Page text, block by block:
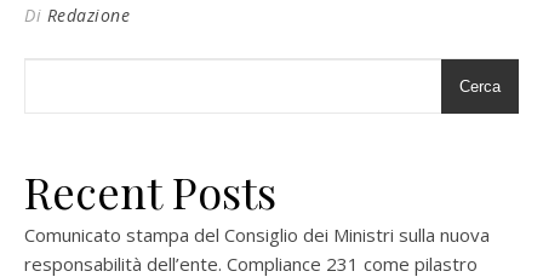
Di Redazione
Cerca
Recent Posts
Comunicato stampa del Consiglio dei Ministri sulla nuova
responsabilità dell’ente. Compliance 231 come pilastro